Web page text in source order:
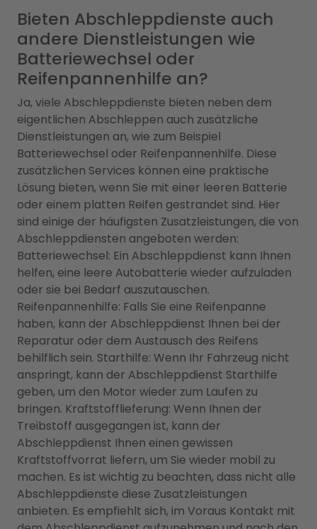
Bieten Abschleppdienste auch
andere Dienstleistungen wie
Batteriewechsel oder
Reifenpannenhilfe an?
Ja, viele Abschleppdienste bieten neben dem
eigentlichen Abschleppen auch zusätzliche
Dienstleistungen an, wie zum Beispiel
Batteriewechsel oder Reifenpannenhilfe. Diese
zusätzlichen Services können eine praktische
Lösung bieten, wenn Sie mit einer leeren Batterie
oder einem platten Reifen gestrandet sind. Hier
sind einige der häufigsten Zusatzleistungen, die von
Abschleppdiensten angeboten werden:
Batteriewechsel: Ein Abschleppdienst kann Ihnen
helfen, eine leere Autobatterie wieder aufzuladen
oder sie bei Bedarf auszutauschen.
Reifenpannenhilfe: Falls Sie eine Reifenpanne
haben, kann der Abschleppdienst Ihnen bei der
Reparatur oder dem Austausch des Reifens
behilflich sein. Starthilfe: Wenn Ihr Fahrzeug nicht
anspringt, kann der Abschleppdienst Starthilfe
geben, um den Motor wieder zum Laufen zu
bringen. Kraftstofflieferung: Wenn Ihnen der
Treibstoff ausgegangen ist, kann der
Abschleppdienst Ihnen einen gewissen
Kraftstoffvorrat liefern, um Sie wieder mobil zu
machen. Es ist wichtig zu beachten, dass nicht alle
Abschleppdienste diese Zusatzleistungen
anbieten. Es empfiehlt sich, im Voraus Kontakt mit